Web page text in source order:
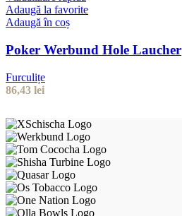
Adaugă la favorite
Adaugă în coș
Poker Werbund Hole Laucher
Furculițe
86,43 lei